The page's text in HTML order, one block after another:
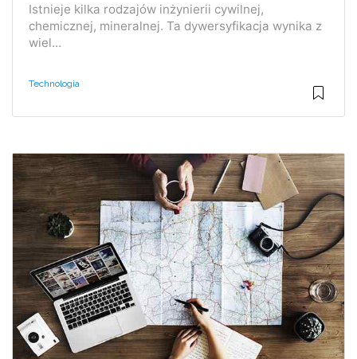
Istnieje kilka rodzajów inżynierii cywilnej,
chemicznej, mineralnej. Ta dywersyfikacja wynika z
wiel...
Technologia